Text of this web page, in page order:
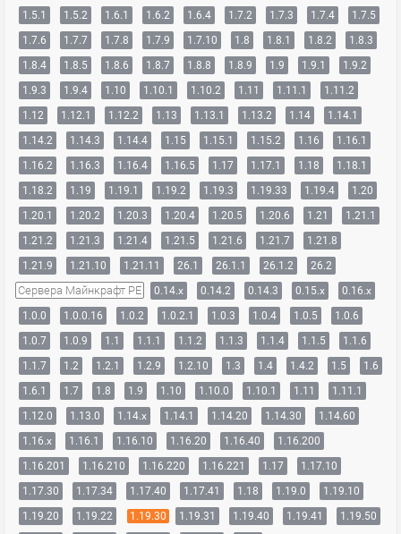
1.5.1
1.5.2 1.6.1 1.6.2 1.6.4 1.7.2 1.7.3 1.7.4
1.7.5
1.7.6
1.7.7 1.7.8 1.7.9 1.7.10 1.8 1.8.1 1.8.2
1.8.3
1.8.4
1.8.5 1.8.6 1.8.7 1.8.8 1.8.9 1.9 1.9.1
1.9.2
1.9.3
1.9.4 1.10 1.10.1 1.10.2 1.11 1.11.1
1.11.2
1.12
1.12.1 1.12.2 1.13 1.13.1 1.13.2 1.14
1.14.1
1.14.2
1.14.3 1.14.4 1.15 1.15.1 1.15.2 1.16
1.16.1
1.16.2
1.16.3 1.16.4 1.16.5 1.17 1.17.1 1.18
1.18.1
1.18.2
1.19 1.19.1 1.19.2 1.19.3 1.19.33 1.19.4
1.20
1.20.1
1.20.2 1.20.3 1.20.4 1.20.5 1.20.6 1.21
1.21.1
1.21.2
1.21.3 1.21.4 1.21.5 1.21.6 1.21.7
1.21.8
1.21.9
1.21.10 1.21.11 26.1 26.1.1 26.1.2 26.2
Сервера Майнкрафт PE 0.14.x 0.14.2 0.14.3 0.15.x
0.16.x
1.0.0
1.0.0.16 1.0.2 1.0.2.1 1.0.3 1.0.4 1.0.5
1.0.6
1.0.7
1.0.9 1.1 1.1.1 1.1.2 1.1.3 1.1.4 1.1.5
1.1.6
1.1.7
1.2 1.2.1 1.2.9 1.2.10 1.3 1.4 1.4.2 1.5
1.6
1.6.1
1.7 1.8 1.9 1.10 1.10.0 1.10.1 1.11
1.11.1
1.12.0
1.13.0 1.14.x 1.14.1 1.14.20 1.14.30
1.14.60
1.16.x
1.16.1 1.16.10 1.16.20 1.16.40
1.16.200
1.16.201
1.16.210 1.16.220 1.16.221 1.17
1.17.10
1.17.30
1.17.34 1.17.40 1.17.41 1.18 1.19.0
1.19.10
1.19.20
1.19.22 1.19.30 1.19.31 1.19.40 1.19.41
1.19.50